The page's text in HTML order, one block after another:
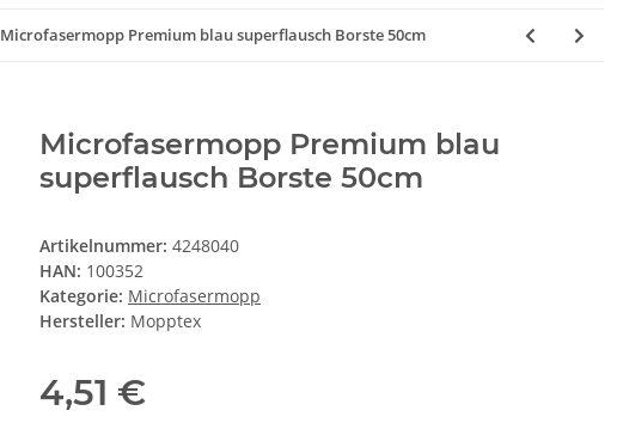
Microfasermopp Premium blau superflausch Borste 50cm
Microfasermopp Premium blau
superflausch Borste 50cm
Artikelnummer: 4248040
HAN: 100352
Kategorie: Microfasermopp
Hersteller: Mopptex
4,51 €